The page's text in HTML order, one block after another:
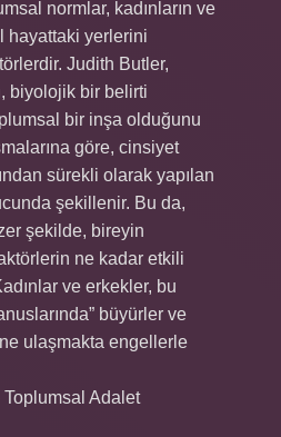
normlar, kadınların ve
hayattaki yerlerini
Judith Butler,
biyolojik bir belirti
bir inşa olduğunu
göre, cinsiyet
sürekli olarak yapılan
şekillenir. Bu da,
şekilde, bireyin
ne kadar etkili
ve erkekler, bu
büyürler ve
ulaşmakta engellerle
Adalet